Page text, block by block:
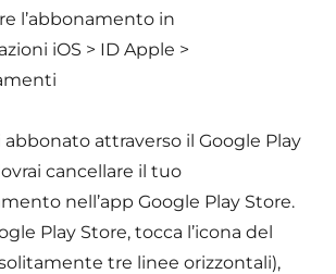
l’abbonamento in
iOS > ID Apple >
abbonato attraverso il Google Play
cancellare il tuo
nell’app Google Play Store.
Play Store, tocca l’icona del
tre linee orizzontali),